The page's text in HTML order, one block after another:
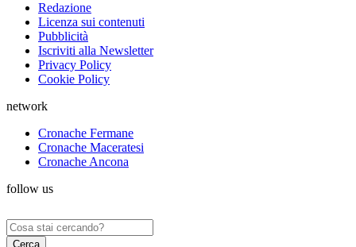
Redazione
Licenza sui contenuti
Pubblicità
Iscriviti alla Newsletter
Privacy Policy
Cookie Policy
network
Cronache Fermane
Cronache Maceratesi
Cronache Ancona
follow us
Ricerca
per: